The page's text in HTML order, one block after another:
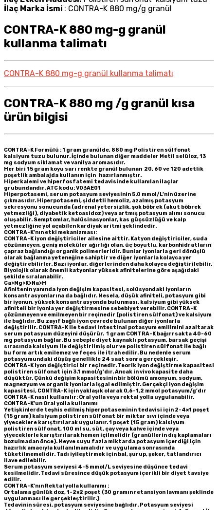
İlaç Marka İsmi : CONTRA-K 880 mg/g granül
CONTRA-K 880 mg-g granül
kullanma talimatı
CONTRA-K 880 mg-g granül kullanma talimatı
CONTRA-K 880 mg /g granül kısa
ürün bilgisi
CONTRA-K Formülü :1 gram granülde, 880 mg Polistiren sülfonat
kalsiyum tuzu bulunur. İçinde bulunan diğer maddeler Metil selüloz, 13
mg sodyum siklamat ve vanilya aromasıdır.
Her biri 15 gram koyu sarı renkte granül bulunan 20, 60 ve 120 adetlik
poşetlik ambalajda kullanım için hazırlanmıştır.
Hiperkalemi ve hiperfosfatemi tedavisinde kullanılan ilaçlar
grubundandır. ATC kodu: V03AE01
Hiperpotasemi, serum potasyum seviyesinin 5.0 mmol/L’nin üzerine
çıkmasıdır. Hiperpotasemi, şiddetli hemoliz, azalmış potasyum
sekresyonu sonucunda (adrenal yetersizlik, şok böbrek (akut böbrek
yetmezliği), diyabetik ketoasidoz) veya artmış potasyum alımı sonucu
oluşabilir. Semptomlar, halüsinasyonlar, kas güçsüzlüğü ve kalp
yetmezliğine yol açabilen kardiyak aritmi şeklindedir.
CONTRA-K’nın etki mekanizması:
CONTRA-K iyon değiştiriciler ailesine aittir. Katyon değiştiriciler, suda
çözünmeyen, geniş moleküler ağırlığı olan, üç boyutlu, karbonhidratların
çapraz bağlandığı organik polimerleridir. Bunlar iyonlarla geri dönüşlü
olarak bağlanma yeteneğine sahiptir ve diğer iyonlarla kolayca yer
değiştirebilirler. Bazı iyonlar, diğerlerinden daha kolayca değiştirilebilir.
Biyolojik olarak önemli katyonlar yüksek afinitelerine göre aşağıdaki
şekilde sıralanabilir.
Ca>Mg>K>Na>H
Afinitenin yanında iyon değişim kapasitesi, solüsyondaki iyonların
konsantrasyonlarına da bağlıdır. Mesela, düşük afiniteli, potasyum gibi
bir iyonun, yüksek konsantrasyonda bulunması, kalsiyum gibi yüksek
afiniteli bir iyonla yer değiştirmesine sebebiyet verebilir. CONTRA-K
çözünmeyen ve emilmeyen bir reçinedir (polistiren sülfonat) ve kalsiyum
ile bağlıdır. Bu zayıf bağlı iyon çevrede bulunan diğer iyonlarla
değiştirilir. CONTRA-K ile tedavi intestinal potasyum emilimini azaltarak
serum potasyum düzeyini düşürür. 1 gram CONTRA-K bağırrsakta 40-60
mg potasyum bağlar. Bu sebeple diyet kaynaklı potasyum, barsak geçişi
sırasında kalsiyum ile değiştirilmiş olur ve polistiren sülfonat ile bağlı
bu form artık emilemez ve feçes ile itrah edilir. Bu nedenle serum
potasyumundaki düşüş genellikle 24 saat sonra gerçekleşir.
CONTRA-K iyon değiştirici bir reçinedir. Teorik iyon değiştirme kapasitesi
polistiren sülfonat için 3.1 mmol/g’dır. Ancak in vivo kapasite daha
düşüktür. Çünkü değişim kapasitesinin bir bölümü amonyum, sodyum,
magnezyum ve organik iyonlarla işgal edilmiştir. Gerçekçi iyon değişim
kapasitesi, CONTRA-K için yaklaşık olarak 0,6-1,2 mmol potasyum/g’dır
CONTRA-K nasıl kullanılır: Oral yolla veya rektal yolla uygulanabilir.
CONTRA-K’un Oral yolla kullanımı
Yetişkinlerde teşhis edilmiş hiperpotaseminin tedavisi için 2-4×1 poşet
(15 gram) kalsiyum polistiren sülfonat bir miktar sıvı içinde veya
yiyeceklere karıştırılarak uygulanır. 1 poşet (15 gram) kalsiyum
polistiren sülfonat, 100 ml su, süt, çay veya kahve içinde veya
yiyeceklerle karıştırılarak hemen içilmelidir (granüllerin dış kaplamaları
bozulmadan önce). Meyve suyu fazla miktarda potasyum içerdiği için
hazırlık amacıyla kullanılmamalıdır ve uygulama sonrasında
tüketilmemelidir. Tadı iyileştirmek için bal, şurup, şeker, tatlandırıcı
ilave edilebilir.
Serum potasyum seviyesi 4-5 mmol/L seviyesine düşünce tedavi
kesilmelidir. Tedavi süresince düşük potasyum içerikli bir diyet tavsiye
edilir.
CONTRA-K’nın Rektal yolla kullanımı :
Ortalama günlük doz, 1-2×2 poşet (30 gramın retansiyon lavmanı şeklinde
uygulanması ile gerçekleştirilir.)
Tedavinin süresi, potasyum seviyesine bağlıdır. Potasyum seviyesi